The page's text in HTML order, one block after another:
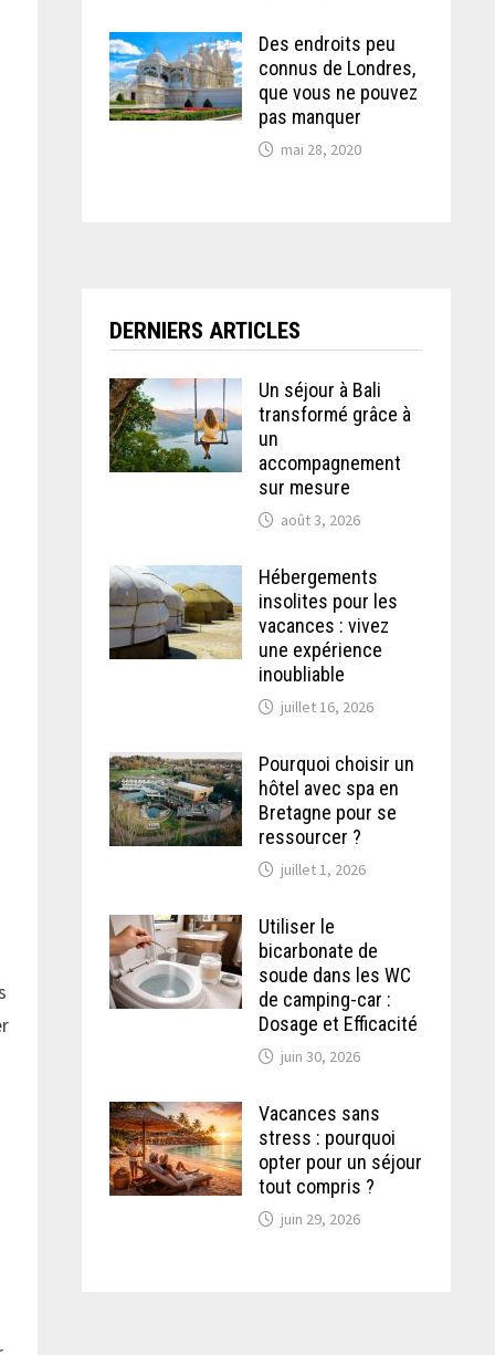
Des endroits peu
connus de Londres,
que vous ne pouvez
pas manquer
mai 28, 2020
DERNIERS ARTICLES
Un séjour à Bali
transformé grâce à
un
accompagnement
sur mesure
août 3, 2026
Hébergements
insolites pour les
vacances : vivez
une expérience
inoubliable
juillet 16, 2026
Pourquoi choisir un
hôtel avec spa en
Bretagne pour se
ressourcer ?
juillet 1, 2026
Utiliser le
bicarbonate de
soude dans les WC
de camping-car :
Dosage et Efficacité
juin 30, 2026
Vacances sans
stress : pourquoi
opter pour un séjour
tout compris ?
juin 29, 2026